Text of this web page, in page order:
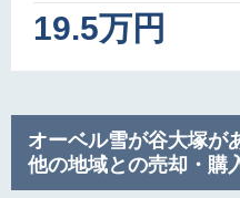
19.5万円
オーベル雪が谷大塚が
他の地域との売却・購